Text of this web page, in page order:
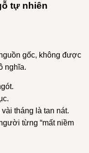
tự nhiên
gốc, không được
nghĩa.
tháng là tan nát.
từng “mất niềm